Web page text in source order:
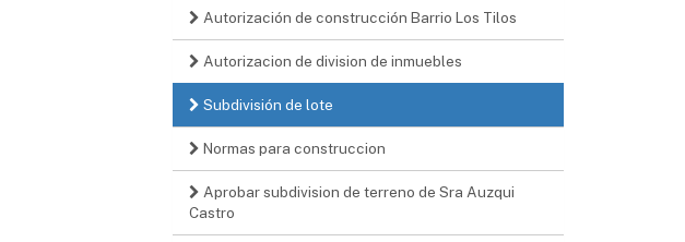
Autorización de construcción Barrio Los Tilos
Autorizacion de division de inmuebles
Subdivisión de lote
Normas para construccion
Aprobar subdivision de terreno de Sra Auzqui
Castro